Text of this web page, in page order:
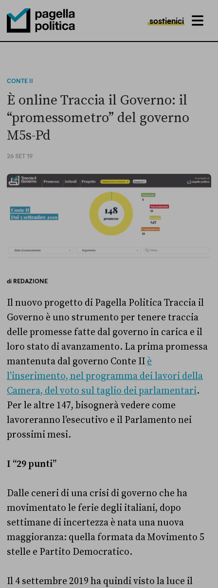
Pagella Politica Logo
sostienici MENU
CONTE II
È online Traccia il Governo: il
“promessometro” del governo
M5s-Pd
26 SET 19
di REDAZIONE
Il nuovo progetto di Pagella Politica Traccia il
Governo è uno strumento per tenere traccia
delle promesse fatte dal governo in carica e il
loro stato di avanzamento. La prima promessa
mantenuta dal governo Conte II è
l’inserimento, nel programma dei lavori della
Camera, del voto sul taglio dei parlamentari.
Per le altre 147, bisognerà vedere come
lavoreranno l’esecutivo e il Parlamento nei
prossimi mesi.
I “29 punti”
Dalle ceneri di una crisi di governo che ha
movimentato le ferie degli italiani, dopo
settimane di incertezza è nata una nuova
maggioranza: quella formata da Movimento 5
stelle e Partito Democratico.
Il 4 settembre 2019 ha quindi visto la luce il